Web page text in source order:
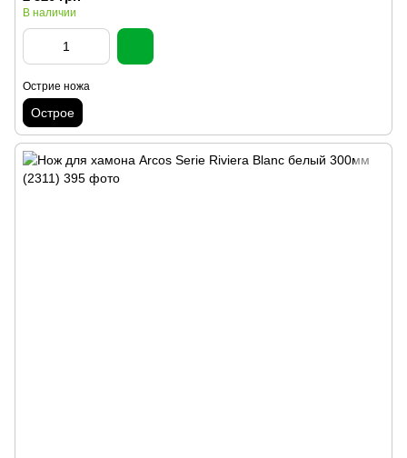
В наличии
Острие ножа
Острое